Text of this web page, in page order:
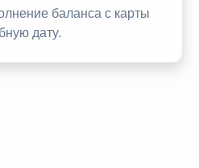
баланса с карты
дату.